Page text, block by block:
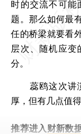
时的交流不可能
题。那么如何最
任的桥梁就要看
层次、随机应变
分。
蕊鸥这次讲演
厚，但有几点值得
推荐进入 财新数